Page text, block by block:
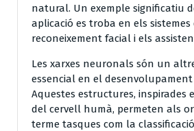
natural. Un exemple significatiu
aplicació es troba en els sistemes
reconeixement facial i els
Les xarxes neuronals són un
essencial en el desenvolupament
Aquestes estructures, inspirades
del cervell humà, permeten als
terme tasques com la